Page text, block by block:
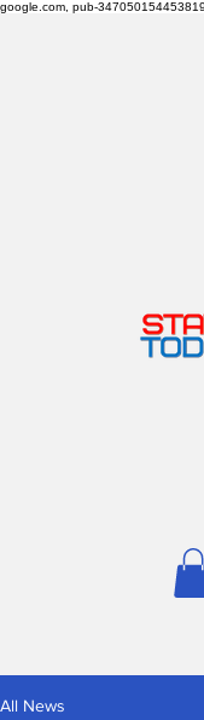
google.com, pub-
All News